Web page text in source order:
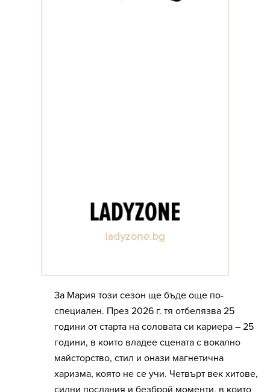
За Мария този сезон ще бъде още по-
специален. През 2026 г. тя отбелязва 25
години от старта на соловата си кариера – 25
години, в които владее сцената с вокално
майсторство, стил и онази магнетична
харизма, която не се учи. Четвърт век хитове,
силни послания и безброй моменти, в които